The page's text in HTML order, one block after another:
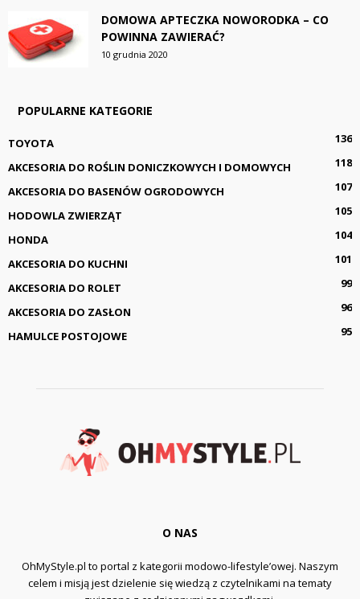
DOMOWA APTECZKA NOWORODKA – CO
POWINNA ZAWIERAĆ?
10 grudnia 2020
POPULARNE KATEGORIE
TOYOTA
136
AKCESORIA DO ROŚLIN DONICZKOWYCH I DOMOWYCH
118
AKCESORIA DO BASENÓW OGRODOWYCH
107
HODOWLA ZWIERZĄT
105
HONDA
104
AKCESORIA DO KUCHNI
101
AKCESORIA DO ROLET
99
AKCESORIA DO ZASŁON
96
HAMULCE POSTOJOWE
95
O NAS
OhMyStyle.pl to portal z kategorii modowo-lifestyle’owej. Naszym
celem i misją jest dzielenie się wiedzą z czytelnikami na tematy